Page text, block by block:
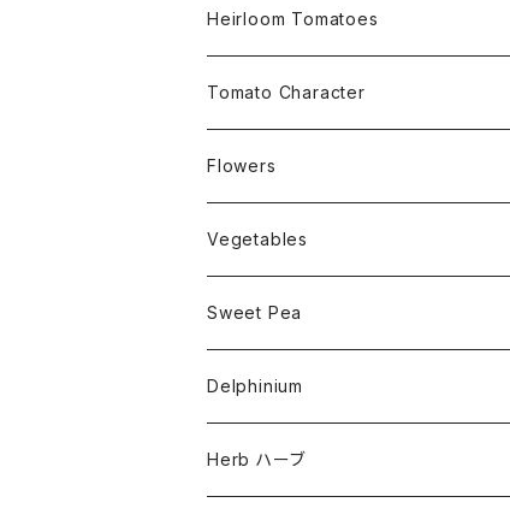
Small Determinate 30cm~50cm
Medium Determinate 50~100cm
Large Determinate 100~150cm
Semi Indeterminate ~150cm
Heirloom Tomatoes
Amber Heirloom Tomatoes
Bi-Color Heirloom Tomatoes
Black Heirloom Tomatoes
Colorful Heirloom Tomatoes
Crimson Heirloom Tomatoes
Golden Heirloom Tomato
Tomato Character
Culinary Uses
For Canning
For Dry
Disease Resistance
Alternaria Blight
Alternaria Stem Canker
Disorders Resitance
Cold 耐寒性
Cracking 裂果
Flesh or Inside
Beefsteak Flesh
Fruits Shape
Flowers
Nasturtium・ナスターチウム
Vegetables
Amaranthus・アマランサス
Artichoke・アーチチョーク
Asparagus・アスパラガス
Sweet Pea
Dwarf・ドワーフ
Cherub・チュルブ
Early・アーリー品種
Delphinium
Herb ハーブ